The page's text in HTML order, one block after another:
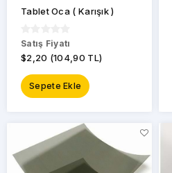
DİĞER
Tablet Oca ( Karışık )
Satış Fiyatı
$2,20 (104,90 TL)
Sepete Ekle